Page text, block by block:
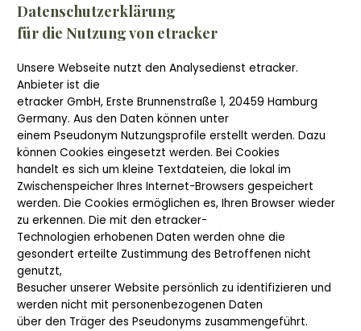
Datenschutzerklärung
für die Nutzung von etracker
Unsere Webseite nutzt den Analysedienst etracker.
Anbieter ist die
etracker GmbH, Erste Brunnenstraße 1, 20459 Hamburg
Germany. Aus den Daten können unter
einem Pseudonym Nutzungsprofile erstellt werden. Dazu
können Cookies eingesetzt werden. Bei Cookies
handelt es sich um kleine Textdateien, die lokal im
Zwischenspeicher Ihres Internet-Browsers gespeichert
werden. Die Cookies ermöglichen es, Ihren Browser wieder
zu erkennen. Die mit den etracker-
Technologien erhobenen Daten werden ohne die
gesondert erteilte Zustimmung des Betroffenen nicht
genutzt,
Besucher unserer Website persönlich zu identifizieren und
werden nicht mit personenbezogenen Daten
über den Träger des Pseudonyms zusammengeführt.